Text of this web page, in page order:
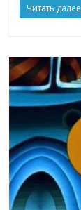
Читать далее